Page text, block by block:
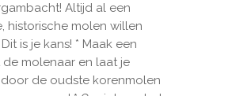
Altijd al een
historische molen willen
is je kans! * Maak een
de molenaar en laat je
de oudste korenmolen